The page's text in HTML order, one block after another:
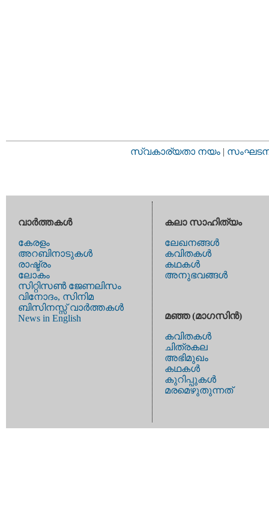
സ്വകാര്യതാ നയം |
വാര്‍ത്തകള്‍
കേരളം
അറബിനാടുകള്‍
രാഷ്ട്രം
ലോകം
സിറ്റിസണ്‍ ജേണലിസം
വിനോദം, സിനിമ
ബിസിനസ്സ് വാര്‍ത്തകള്‍
News in English
കലാ സാഹിത്യം
ലേഖനങ്ങള്‍
കവിതകള്‍
കഥകള്‍
അനുഭവങ്ങള്‍
മഞ്ഞ (മാഗസിന്‍)
കവിതകള്‍
ചിത്രകല
അഭിമുഖം
കഥകള്‍
കുറിപ്പുകള്‍
മരമെഴുതുന്നത്